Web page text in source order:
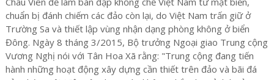
chuẩn bị đánh chiếm các đảo còn lại, do Việt Nam trấn giữ ở
Trường Sa và thiết lập vùng nhận dạng phòng không ở biển
Đông. Ngày 8 tháng 3/2015, Bộ trưởng Ngoại giao Trung cộng
Vương Nghị nói với Tân Hoa Xã rằng: "Trung cộng đang tiến
hành những hoạt động xây dựng cần thiết trên đảo và bãi đá